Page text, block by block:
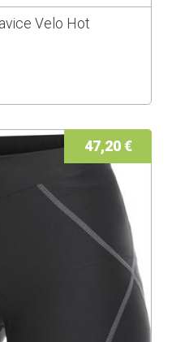
Velo Hot
47,20 €